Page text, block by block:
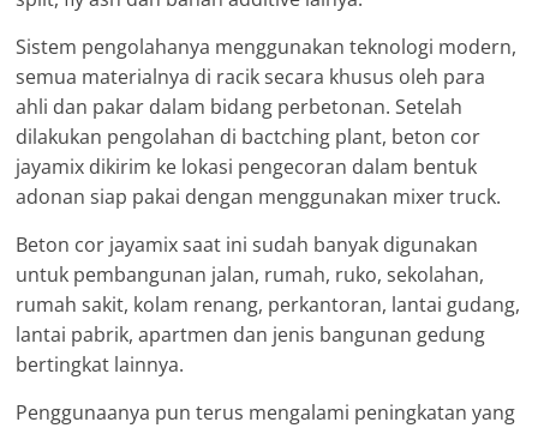
Sistem pengolahanya menggunakan teknologi modern,
semua materialnya di racik secara khusus oleh para
ahli dan pakar dalam bidang perbetonan. Setelah
dilakukan pengolahan di bactching plant, beton cor
jayamix dikirim ke lokasi pengecoran dalam bentuk
adonan siap pakai dengan menggunakan mixer truck.
Beton cor jayamix saat ini sudah banyak digunakan
untuk pembangunan jalan, rumah, ruko, sekolahan,
rumah sakit, kolam renang, perkantoran, lantai gudang,
lantai pabrik, apartmen dan jenis bangunan gedung
bertingkat lainnya.
Penggunaanya pun terus mengalami peningkatan yang